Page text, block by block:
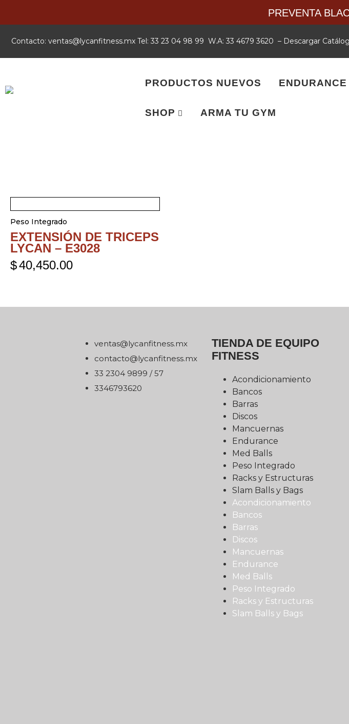
PREVENTA
Contacto: xm.ssentifnacyl@satnev Tel: 33 23 04 98 99 W.A: 33 4679 3620 – Descargar
PRODUCTOS NUEVOS ENDURANCE
SHOP ARMA TU GYM
Peso Integrado
EXTENSIÓN DE TRICEPS
LYCAN – E3028
$40,450.00
xm.ssentifnacyl@satnev
xm.ssentifnacyl@otcatnoc
75 / 9989 4032 33
0263976433
TIENDA DE EQUIPO
FITNESS
Acondicionamiento
Bancos
Barras
Discos
Mancuernas
Endurance
Med Balls
Peso Integrado
Racks y Estructuras
Slam Balls y Bags
Acondicionamiento
Bancos
Barras
Discos
Mancuernas
Endurance
Med Balls
Peso Integrado
Racks y Estructuras
Slam Balls y Bags